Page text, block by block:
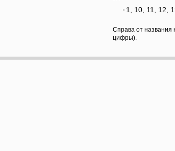
1, 10, 11, 12,
Справа от названия
цифры).